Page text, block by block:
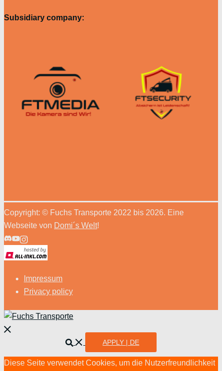
Subsidiary company:
Copyright: © Fuchs Transporte 2022 bis 2026. Eine
Webseite von Domi´s Welt!
Impressum
Privacy policy
Menü
Suche APPLY | DE
Diese Seite verwendet Cookies, um die Nutzerfreundlichkeit